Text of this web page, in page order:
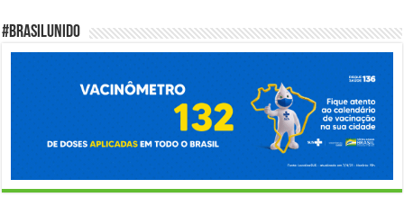
#BrasilUnido